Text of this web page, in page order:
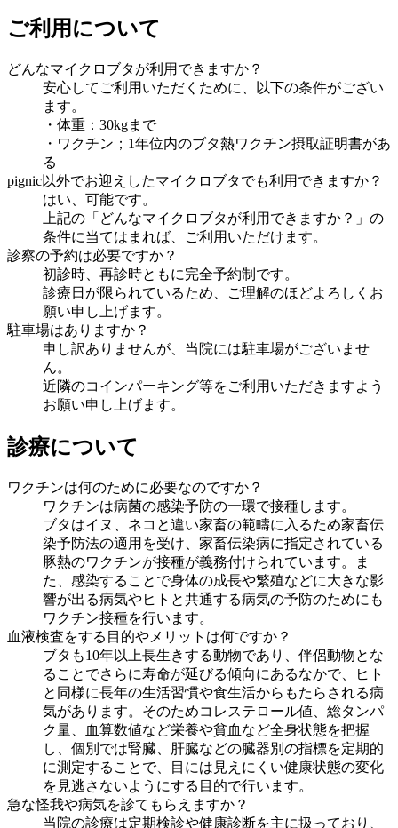
ご利用について
どんなマイクロブタが利用できますか？
安心してご利用いただくために、以下の条件がござい
ます。
・体重：30kgまで
・ワクチン；1年位内のブタ熱ワクチン摂取証明書があ
る
pignic以外でお迎えしたマイクロブタでも利用できますか？
はい、可能です。
上記の「どんなマイクロブタが利用できますか？」の
条件に当てはまれば、ご利用いただけます。
診察の予約は必要ですか？
初診時、再診時ともに完全予約制です。
診療日が限られているため、ご理解のほどよろしくお
願い申し上げます。
駐車場はありますか？
申し訳ありませんが、当院には駐車場がございませ
ん。
近隣のコインパーキング等をご利用いただきますよう
お願い申し上げます。
診療について
ワクチンは何のために必要なのですか？
ワクチンは病菌の感染予防の一環で接種します。
ブタはイヌ、ネコと違い家畜の範疇に入るため家畜伝
染予防法の適用を受け、家畜伝染病に指定されている
豚熱のワクチンが接種が義務付けられています。ま
た、感染することで身体の成長や繁殖などに大きな影
響が出る病気やヒトと共通する病気の予防のためにも
ワクチン接種を行います。
血液検査をする目的やメリットは何ですか？
ブタも10年以上長生きする動物であり、伴侶動物とな
ることでさらに寿命が延びる傾向にあるなかで、ヒト
と同様に長年の生活習慣や食生活からもたらされる病
気があります。そのためコレステロール値、総タンパ
ク量、血算数値など栄養や貧血など全身状態を把握
し、個別では腎臓、肝臓などの臓器別の指標を定期的
に測定することで、目には見えにくい健康状態の変化
を見逃さないようにする目的で行います。
急な怪我や病気を診てもらえますか？
当院の診療は定期検診や健康診断を主に扱っており、